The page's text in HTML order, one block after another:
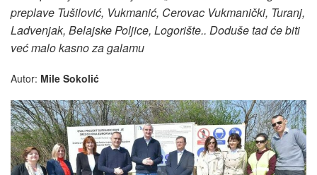
preplave Tušilović, Vukmanić, Cerovac Vukmanički, Turanj,
Ladvenjak, Belajske Poljice, Logorište.. Doduše tad će biti
već malo kasno za galamu
Autor: Mile Sokolić